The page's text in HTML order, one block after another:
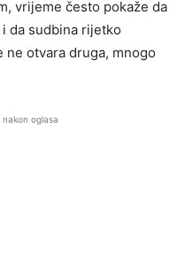
vrijeme često pokaže da
da sudbina rijetko
ne otvara druga, mnogo
oglasa